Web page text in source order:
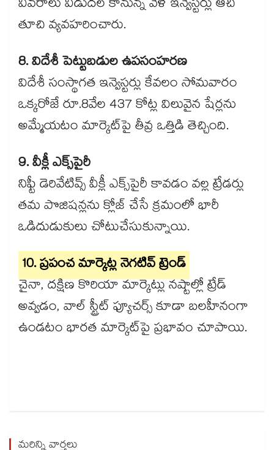
వివరాలు విడుదల కానున్న వేళ ఇన్వెస్టర్లు ఆచి
తూచి వ్యవహరించారు.
8. విదేశీ పెట్టుబడుల ఉపసంహరణ
విదేశీ సంస్థాగత ఇన్వెస్టర్లు కేవలం సోమవారం
ఒక్కరోజే రూ.8వేల 437 కోట్ల విలువైన షేర్లను
అమ్మేయటం మార్కెట్‌పై తీవ్ర ఒత్తిడి తెచ్చింది.
9. వీక్లీ ఎక్స్‌పైరీ
నిఫ్టీ డెరివేటివ్స్ వీక్లీ ఎక్స్‌పైరీ కావడం వల్ల ట్రేడర్లు
తమ పొజిషన్లను క్లోజ్ చేసే క్రమంలో భారీ
ఒడిదుడుకులు చోటుచేసుకున్నాయి.
10. ప్రపంచ మార్కెట్ల నెగటివ్ ట్రెండ్
చైనా, దక్షిణ కొరియా మార్కెట్లు నష్టాల్లో ట్రేడ్
అవ్వడం, వాల్ స్ట్రీట్ ఫ్యూచర్స్ కూడా బలహీనంగా
ఉండటం భారత మార్కెట్‌పై ప్రభావం చూపాయి.
మరిన్ని వార్తలు